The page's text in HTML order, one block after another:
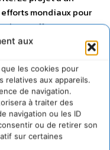
aux
les cookies pour
relatives aux appareils.
de navigation.
à traiter des
navigation ou les ID
ou de retirer son
sur certaines
mondiaux pour
ces efforts. Le
des approches,
des banques de
traitement et aux
à la parution de
sur la situation
d’informations